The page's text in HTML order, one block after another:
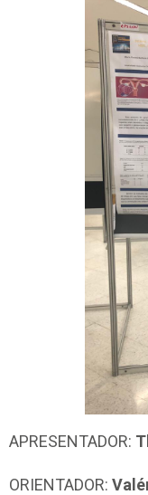
APRESENTADOR:
ORIENTADOR: